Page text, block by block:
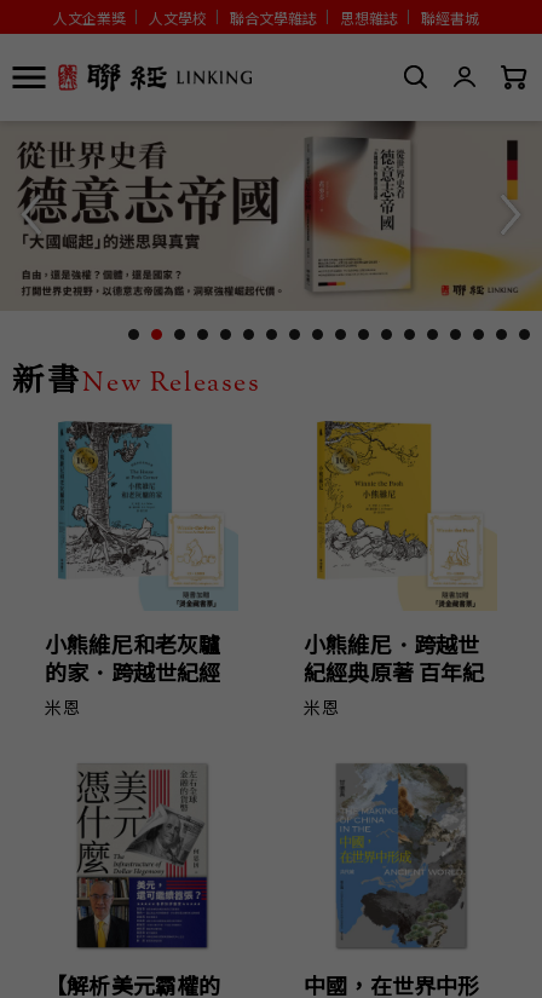
人文企業獎 人文學校 聯合文學雜誌 思想雜誌 聯經書城
新書New Releases
小熊維尼和老灰驢
的家．跨越世紀經
典原著 百年紀念版
（首刷加贈【限量
米恩
小熊維尼．跨越世
紀經典原著 百年紀
念版（首刷加贈
【限量燙金藏書
米恩
【解析美元霸權的
中國，在世界中形